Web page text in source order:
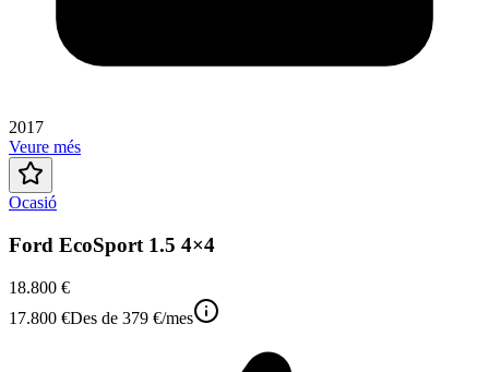
2017
Veure més
Ocasió
Ford EcoSport 1.5 4×4
18.800 €
17.800 €Des de 379 €/mes